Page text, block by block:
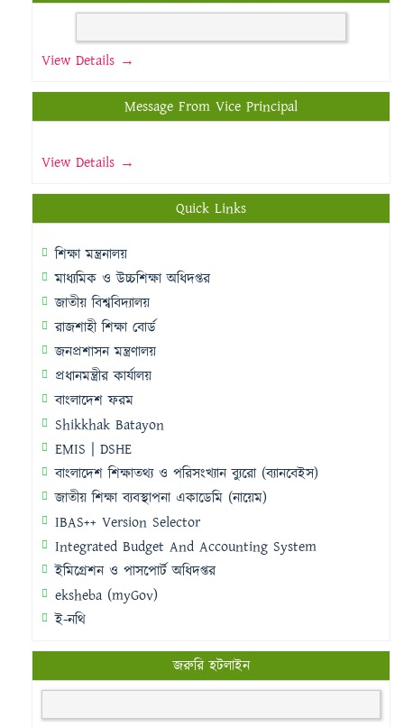
View Details →
Message From Vice Principal
View Details →
Quick Links
শিক্ষা মন্ত্রনালয়
মাধ্যমিক ও উচ্চশিক্ষা অধিদপ্তর
জাতীয় বিশ্ববিদ্যালয়
রাজশাহী শিক্ষা বোর্ড
জনপ্রশাসন মন্ত্রণালয়
প্রধানমন্ত্রীর কার্যালয়
বাংলাদেশ ফরম
Shikkhak Batayon
EMIS | DSHE
বাংলাদেশ শিক্ষাতথ্য ও পরিসংখ্যান ব্যুরো (ব্যানবেইস)
জাতীয় শিক্ষা ব্যবস্থাপনা একাডেমি (নায়েম)
IBAS++ Version Selector
Integrated Budget And Accounting System
ইমিগ্রেশন ও পাসপোর্ট অধিদপ্তর
eksheba (myGov)
ই-নথি
জরুরি হটলাইন